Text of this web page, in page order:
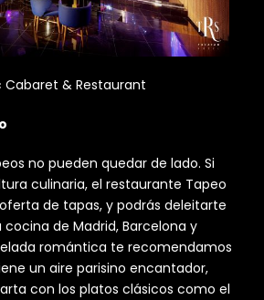
Cabaret & Restaurant
no pueden quedar de lado. Si
culinaria, el restaurante Tapeo
de tapas, y podrás deleitarte
de Madrid, Barcelona y
romántica te recomendamos
un aire parisino encantador,
con los platos clásicos como el